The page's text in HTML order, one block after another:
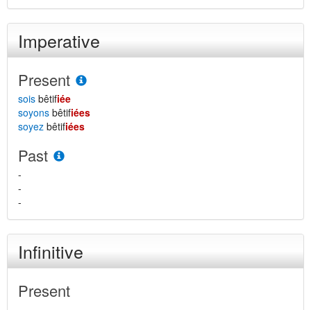
Imperative
Present
sois bêtifiée
soyons bêtifiées
soyez bêtifiées
Past
-
-
-
Infinitive
Present